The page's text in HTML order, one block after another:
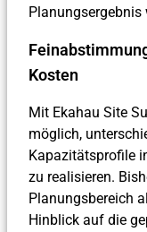
Planungsergebnis
Kosten
Mit Ekahau Site
möglich,
Kapazitätsprofile
zu realisieren.
Planungsbereich
Hinblick auf die